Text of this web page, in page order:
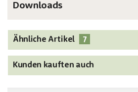
Downloads
Ähnliche Artikel 7
Kunden kauften auch